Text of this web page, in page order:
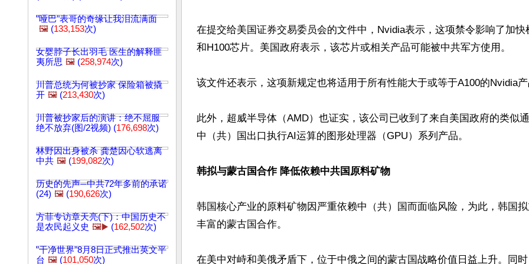
"哑巴"表哥的奇缘让我泪流满面
🖼️ (133,153次)
女婴脖子长出羽毛 医生的解释匪
夷所思 🖼️ (258,974次)
川普总统为何被抄家 保险箱被撬
开 🖼️ (213,430次)
川普被抄家后的演讲：绝不屈服
绝不放弃(图/2视频) (176,698次)
林野因出身被杀 龚楚因心软逃离
中共 🖼️ (199,082次)
历史的先声─中共72年多前的承诺
(24) 🖼️ (190,626次)
方菲专访章天亮(下)：中国历史不
是农民起义史 🖼️▶️ (162,502次)
"干净世界"8月8日正式推出英文平
台 🖼️ (101,050次)
在提交给美国证券交易委员会的文件中，Nvidia表示，这项禁令影响了加快
和H100芯片。美国政府表示，该芯片或相关产品可能被中共军方使用。
该文件还表示，这项新规定也将适用于所有性能大于或等于A100的Nvidia
此外，超威半导体（AMD）也证实，该公司已收到了来自美国政府的类似
中（共）国出口执行AI运算的图形处理器（GPU）系列产品。
韩拟与蒙古国合作 降低依赖中共国原料矿物
韩国核心产业的原料矿物因严重依赖中（共）国而面临风险，为此，韩国
丰富的蒙古国合作。
在美中对峙和美俄矛盾下，位于中俄之间的蒙古国战略价值日益上升。同